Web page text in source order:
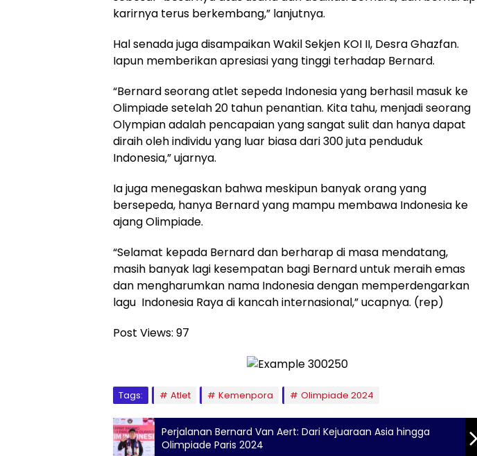
karirnya terus berkembang,” lanjutnya.
Hal senada juga disampaikan Wakil Sekjen KOI II, Desra Ghazfan.
Iapun memberikan apresiasi yang tinggi terhadap Bernard.
“Bernard seorang atlet sepeda Indonesia yang berhasil masuk ke
Olimpiade setelah 20 tahun penantian. Kita tahu, menjadi seorang
Olympian adalah pencapaian yang sangat sulit dan hanya dapat
diraih oleh individu yang luar biasa dari 300 juta penduduk
Indonesia,” ujarnya.
Ia juga menegaskan bahwa meskipun banyak orang yang
bersepeda, hanya Bernard yang mampu membawa Indonesia ke
ajang Olimpiade.
“Selamat kepada Bernard dan berharap di masa mendatang,
masih banyak lagi kesempatan bagi Bernard untuk meraih emas
dan mengharumkan nama Indonesia dengan memperdengarkan
lagu Indonesia Raya di kancah internasional,” ucapnya. (rep)
Post Views: 97
Tags: Atlet Kemenpora Olimpiade 2024
Perjalanan Bernard Van Aert: Dari Kejuaraan Asia hingga
Olimpiade Paris 2024